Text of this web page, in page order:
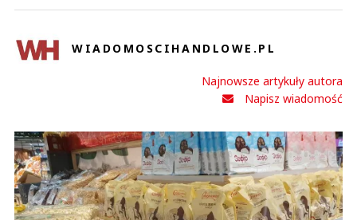
WIADOMOSCIHANDLOWE.PL
Najnowsze artykuły autora
Napisz wiadomość